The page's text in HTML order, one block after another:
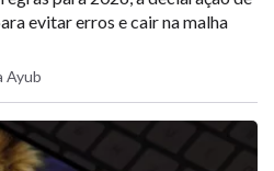
evitar erros e cair na malha
Ayub